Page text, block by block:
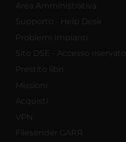
Area Amministrativa
Supporto - Help Desk
Problemi Impianti
Sito DSE - Accesso riservato
Prestito libri
Missioni
Acquisti
VPN
Filesender GARR